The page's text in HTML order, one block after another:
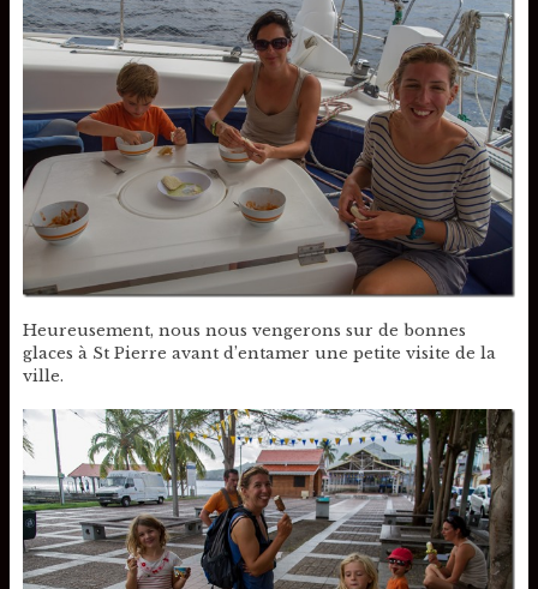
Heureusement, nous nous vengerons sur de bonnes
glaces à St Pierre avant d’entamer une petite visite de la
ville.